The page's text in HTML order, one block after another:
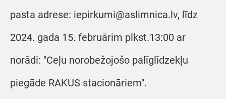
pasta adrese: iepirkumi@aslimnica.lv, līdz
2024. gada 15. februārim plkst.13:00 ar
norādi: "Ceļu norobežojošo palīglīdzekļu
piegāde RAKUS stacionāriem".